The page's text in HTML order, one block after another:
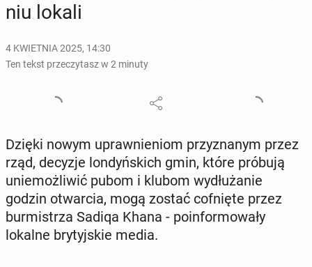
niu lokali
4 KWIETNIA 2025, 14:30
Ten tekst przeczytasz w 2 minuty
Dzięki nowym upraw­nie­niom przy­zna­nym przez
rząd, decyzje lon­dyń­skich gmin, które próbują
unie­moż­li­wić pubom i klubom wy­dłu­ża­nie
godzin otwar­cia, mogą zostać cof­nię­te przez
bur­mi­strza Sadiqa Khana - po­in­for­mo­wa­ły
lokalne bry­tyj­skie media.